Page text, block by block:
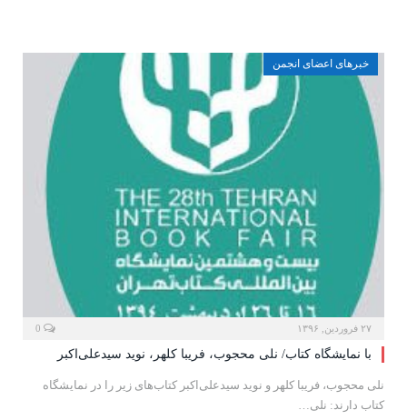
خبرهای اعضای انجمن
۲۷ فروردین, ۱۳۹۶
با نمایشگاه کتاب/ نلی محجوب، فریبا کلهر، نوید سیدعلی‌اکبر
نلی محجوب، فریبا کلهر و نوید سیدعلی‌اکبر کتاب‌های زیر را در نمایشگاه
کتاب دارند: نلی…